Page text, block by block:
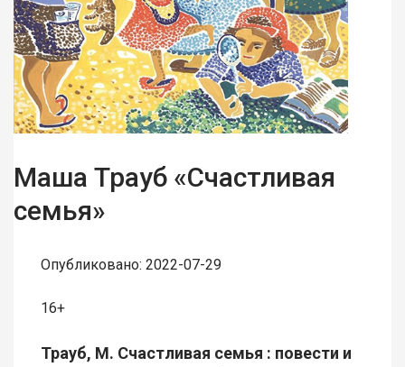
Маша Трауб «Счастливая
семья»
Опубликовано: 2022-07-29
16+
Трауб, М. Счастливая семья : повести и